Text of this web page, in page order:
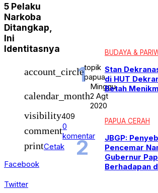
5 Pelaku
Narkoba
Ditangkap,
Ini
Identitasnya
account_circletopik
papua
calendar_month
Minggu,
2 Agt
2020
visibility409
comment0
komentar
printCetak
Facebook
Twitter
BUDAYA &
Stan
di HUT
Betah
PAPUA CERAH
JBGP:
Pencemar
Gubernur
Berhadapan